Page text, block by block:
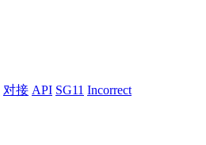
对接 API SG11 Incorrect